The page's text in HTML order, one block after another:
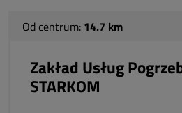
Od centrum: 14.7 km
Zakład Usług
STARKOM